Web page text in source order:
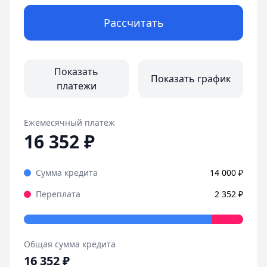
Дата:28 октября 2025 г.
Оформила займ в MoneyMan за пару минут, все
Страницы отзывов:
Рассчитать
Показать
платежи
Показать график
Ежемесячный платеж
16 352₽
Сумма кредита 14 000 ₽
Переплата
2 352 ₽
Общая сумма кредита
16 352₽